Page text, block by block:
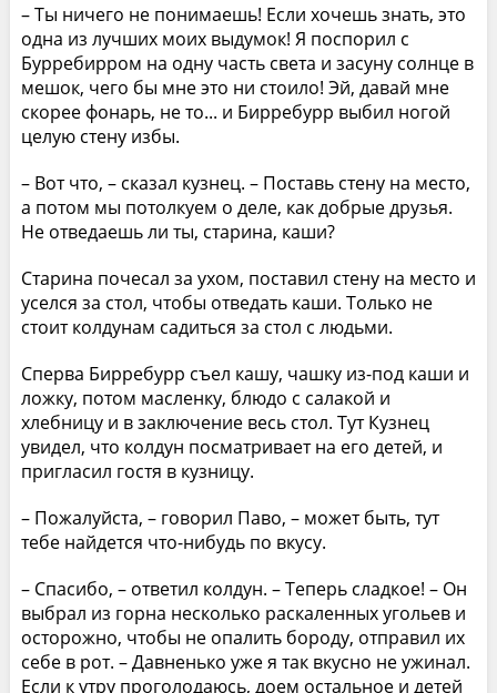
– Ты ничего не понимаешь! Если хочешь знать, это
одна из лучших моих выдумок! Я поспорил с
Бурребирром на одну часть света и засуну солнце в
мешок, чего бы мне это ни стоило! Эй, давай мне
скорее фонарь, не то... и Бирребурр выбил ногой
целую стену избы.
– Вот что, – сказал кузнец. – Поставь стену на место,
а потом мы потолкуем о деле, как добрые друзья.
Не отведаешь ли ты, старина, каши?
Старина почесал за ухом, поставил стену на место и
уселся за стол, чтобы отведать каши. Только не
стоит колдунам садиться за стол с людьми.
Сперва Бирребурр съел кашу, чашку из-под каши и
ложку, потом масленку, блюдо с салакой и
хлебницу и в заключение весь стол. Тут Кузнец
увидел, что колдун посматривает на его детей, и
пригласил гостя в кузницу.
– Пожалуйста, – говорил Паво, – может быть, тут
тебе найдется что-нибудь по вкусу.
– Спасибо, – ответил колдун. – Теперь сладкое! – Он
выбрал из горна несколько раскаленных угольев и
осторожно, чтобы не опалить бороду, отправил их
себе в рот. – Давненько уже я так вкусно не ужинал.
Если к утру проголодаюсь, доем остальное и детей